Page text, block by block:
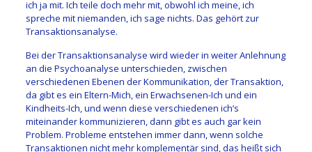
ich ja mit. Ich teile doch mehr mit, obwohl ich meine, ich
spreche mit niemanden, ich sage nichts. Das gehört zur
Transaktionsanalyse.
Bei der Transaktionsanalyse wird wieder in weiter Anlehnung
an die Psychoanalyse unterschieden, zwischen
verschiedenen Ebenen der Kommunikation, der Transaktion,
da gibt es ein Eltern-Mich, ein Erwachsenen-Ich und ein
Kindheits-Ich, und wenn diese verschiedenen ich’s
miteinander kommunizieren, dann gibt es auch gar kein
Problem. Probleme entstehen immer dann, wenn solche
Transaktionen nicht mehr komplementär sind, das heißt sich